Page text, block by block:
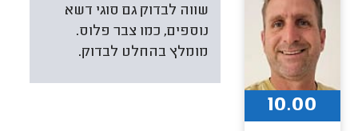
שווה לבדוק גם סוגי דשא
נוספים, כמו צבר פלוס.
מומלץ בהחלט לבדוק.
10.00